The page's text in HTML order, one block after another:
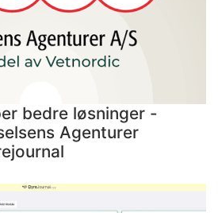
bedre løsninger -
Agenturer